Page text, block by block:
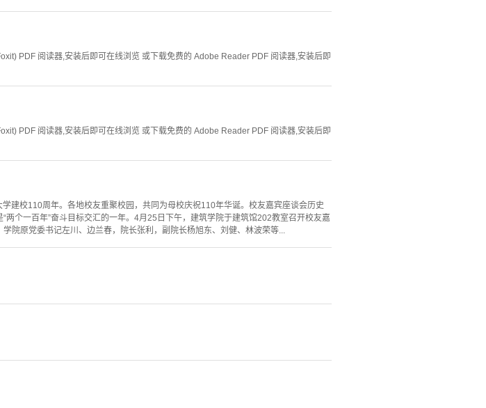
PDF 阅读器,安装后即可在线浏览 或下载免费的 Adobe Reader PDF 阅读器,安装后即
PDF 阅读器,安装后即可在线浏览 或下载免费的 Adobe Reader PDF 阅读器,安装后即
建校110周年。各地校友重聚校园，共同为母校庆祝110年华诞。校友嘉宾座谈会历史
两个一百年”奋斗目标交汇的一年。4月25日下午，建筑学院于建筑馆202教室召开校友嘉
院原党委书记左川、边兰春，院长张利，副院长杨旭东、刘健、林波荣等...